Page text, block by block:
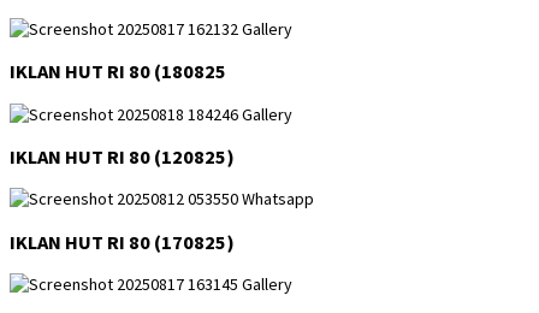
IKLAN HUT RI 80 (180825
IKLAN HUT RI 80 (120825)
IKLAN HUT RI 80 (170825)